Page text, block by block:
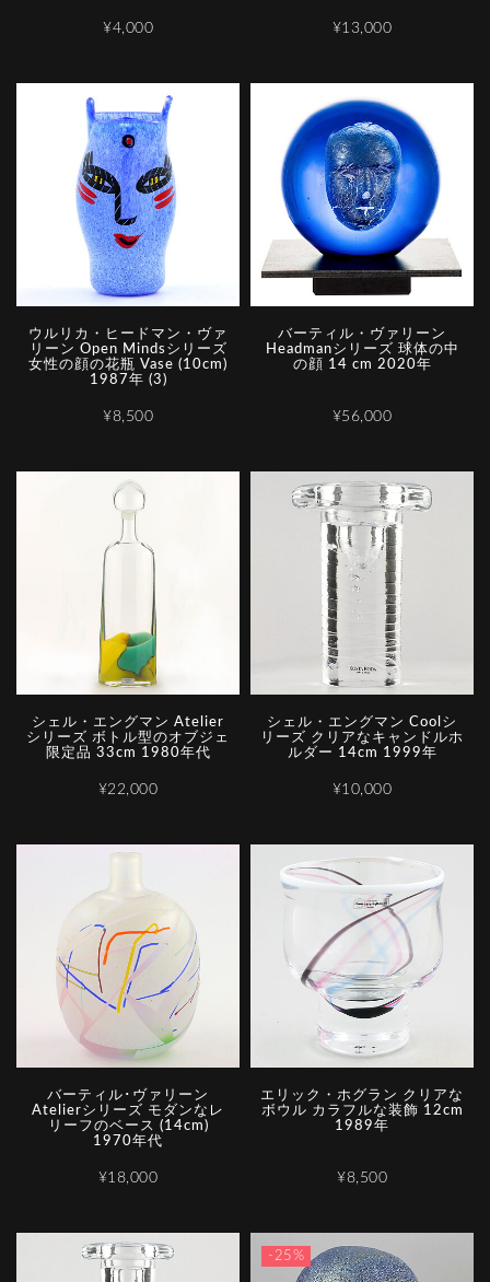
¥4,000 ¥13,000
ウルリカ・ヒードマン・ヴァ
リーン Open Mindsシリーズ
女性の顔の花瓶 Vase (10cm)
1987年 (3)
¥8,500
バーティル・ヴァリーン
Headmanシリーズ 球体の中
の顔 14 cm 2020年
¥56,000
シェル・エングマン Atelier
シリーズ ボトル型のオブジェ
限定品 33cm 1980年代
¥22,000
シェル・エングマン Coolシ
リーズ クリアなキャンドルホ
ルダー 14cm 1999年
¥10,000
バーティル･ヴァリーン
Atelierシリーズ モダンなレ
リーフのベース (14cm)
1970年代
¥18,000
エリック・ホグラン クリアな
ボウル カラフルな装飾 12cm
1989年
¥8,500
-25%